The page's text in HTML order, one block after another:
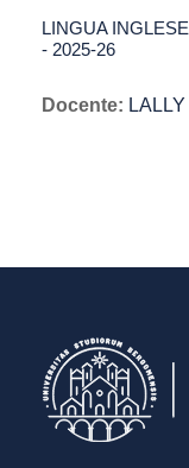
LINGUA
- 2025-26
Docente: